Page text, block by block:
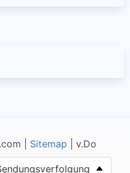
| Sitemap | v.Do